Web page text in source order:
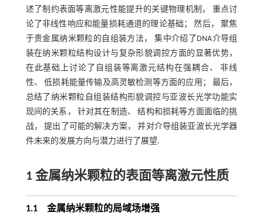
述了制约表面等离激元性能提升的关键物理机制， 重点讨
论了非线性响应和能量损耗通道的理论基础； 然后， 聚焦
于贵金属纳米颗粒的自组装方法， 集中介绍了DNA介导组
装在纳米颗粒结构设计与复杂形貌调控方面的显著优势，
在此基础上讨论了自组装等离激元结构在强耦合、 非线
性、 低损耗能量传输及高灵敏检测等方面的应用； 最后，
总结了纳米颗粒自组装结构形貌调控与亚波长光学功能实
现间的关系， 针对其在制造、 结构和损耗等方面面临的挑
战， 提出了可能的解决方案， 并对介导组装亚波长光学器
件未来的发展方向与潜力进行了展望.
1 金属纳米颗粒的表面等离激元性质
1.1 金属纳米颗粒的局域场增强